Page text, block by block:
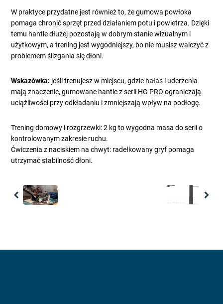
W praktyce przydatne jest również to, że gumowa powłoka
pomaga chronić sprzęt przed działaniem potu i powietrza. Dzięki
temu hantle dłużej pozostają w dobrym stanie wizualnym i
użytkowym, a trening jest wygodniejszy, bo nie musisz walczyć z
problemem ślizgania się dłoni.
Wskazówka: jeśli trenujesz w miejscu, gdzie hałas i uderzenia
mają znaczenie, gumowane hantle z serii HG PRO ograniczają
uciążliwości przy odkładaniu i zmniejszają wpływ na podłogę.
Trening domowy i rozgrzewki: 2 kg to wygodna masa do serii o
kontrolowanym zakresie ruchu.
Ćwiczenia z naciskiem na chwyt: radełkowany gryf pomaga
utrzymać stabilność dłoni.